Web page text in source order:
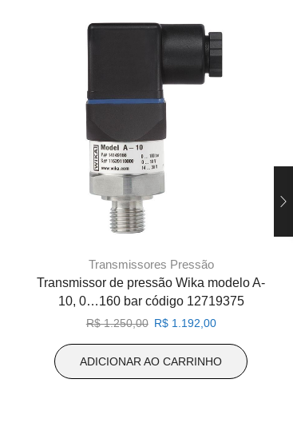
Transmissores Pressão
Transmissor de pressão Wika modelo A-
10, 0…160 bar código 12719375
R$1.250,00 O
original
R$1.192,00O
atual
ADICIONAR AO CARRINHO